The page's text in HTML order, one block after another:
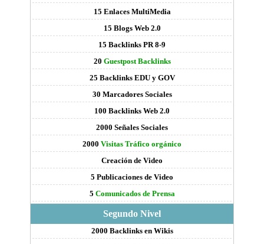
15 Enlaces MultiMedia
15 Blogs Web 2.0
15 Backlinks PR 8-9
20 Guestpost Backlinks
25 Backlinks EDU y GOV
30 Marcadores Sociales
100 Backlinks Web 2.0
2000 Señales Sociales
2000 Visitas Tráfico orgánico
Creación de Video
5 Publicaciones de Video
5 Comunicados de Prensa
Segundo Nivel
2000 Backlinks en Wikis